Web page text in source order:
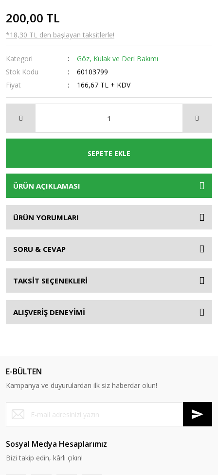
200,00 TL
*18,30 TL den başlayan taksitlerle!
Kategori
Göz, Kulak ve Deri Bakımı
Stok Kodu
60103799
Fiyat
166,67 TL + KDV
SEPETE EKLE
ÜRÜN AÇIKLAMASI
ÜRÜN YORUMLARI
SORU & CEVAP
TAKSİT SEÇENEKLERİ
ALIŞVERİŞ DENEYİMİ
E-BÜLTEN
Kampanya ve duyurulardan ilk siz haberdar olun!
Sosyal Medya Hesaplarımız
Bizi takip edin, kârlı çıkın!